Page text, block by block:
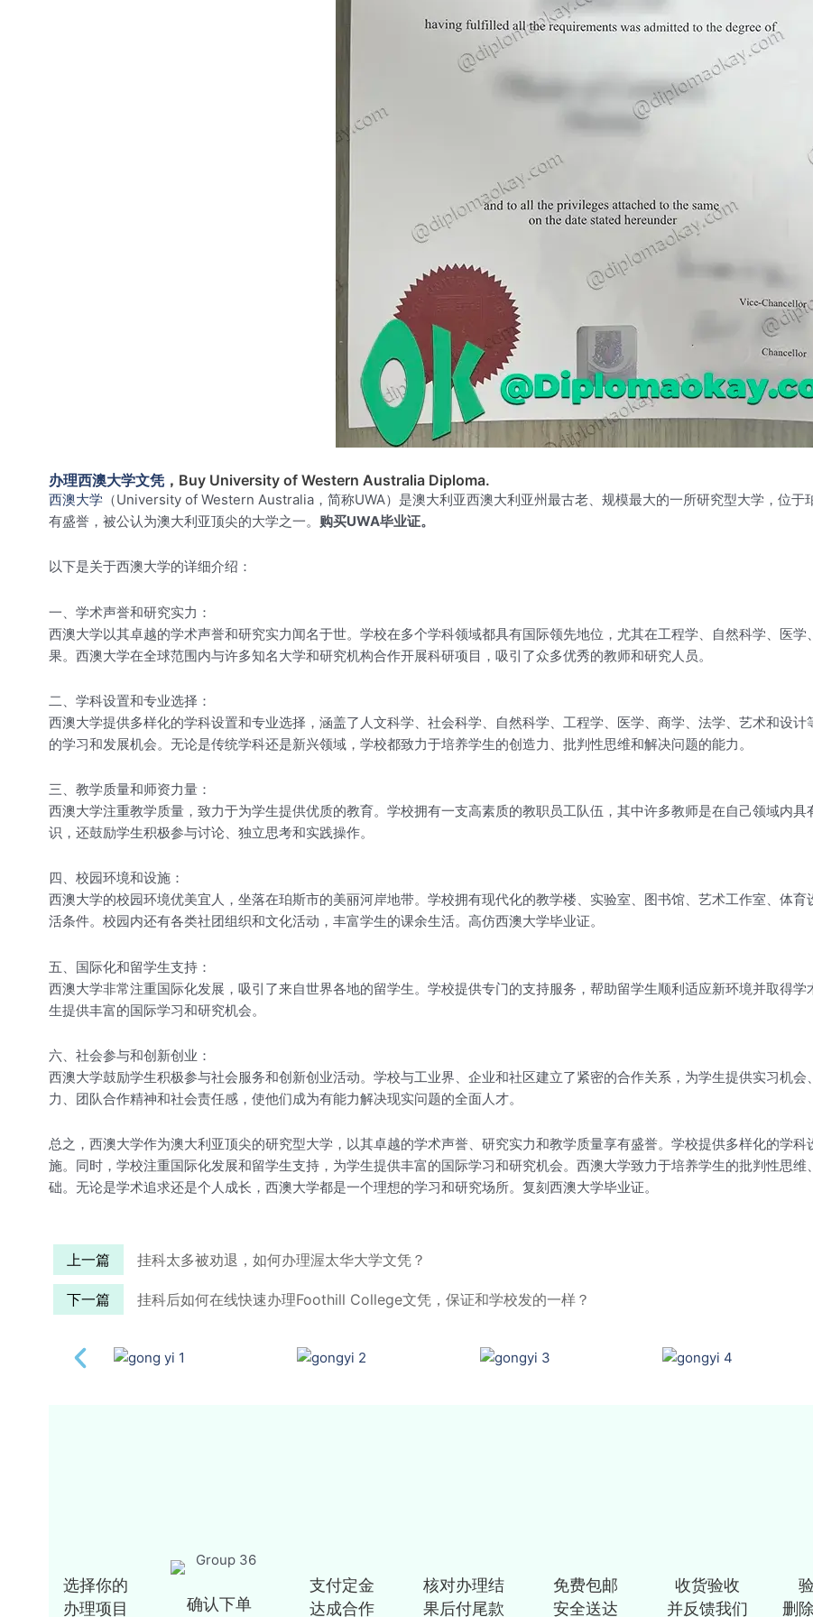
办理西澳大学文凭 ，Buy University of Western Australia Diploma.
西澳大学 （University of Western Australia，简称UWA）是澳大利亚西澳大利亚州最古老、规模最大的一所研究型大学，位于
有盛誉，被公认为澳大利亚顶尖的大学之一。 购买UWA毕业证。
以下是关于西澳大学的详细介绍：
一、学术声誉和研究实力：
西澳大学以其卓越的学术声誉和研究实力闻名于世。学校在多个学科领域都具有国际领先地位，尤其在工程学、自然科学、医
果。西澳大学在全球范围内与许多知名大学和研究机构合作开展科研项目，吸引了众多优秀的教师和研究人员。
二、学科设置和专业选择：
西澳大学提供多样化的学科设置和专业选择，涵盖了人文科学、社会科学、自然科学、工程学、医学、商学、法学、艺术和设
的学习和发展机会。无论是传统学科还是新兴领域，学校都致力于培养学生的创造力、批判性思维和解决问题的能力。
三、教学质量和师资力量：
西澳大学注重教学质量，致力于为学生提供优质的教育。学校拥有一支高素质的教职员工队伍，其中许多教师是在自己领域内
识，还鼓励学生积极参与讨论、独立思考和实践操作。
四、校园环境和设施：
西澳大学的校园环境优美宜人，坐落在珀斯市的美丽河岸地带。学校拥有现代化的教学楼、实验室、图书馆、艺术工作室、体
活条件。校园内还有各类社团组织和文化活动，丰富学生的课余生活。高仿西澳大学毕业证。
五、国际化和留学生支持：
西澳大学非常注重国际化发展，吸引了来自世界各地的留学生。学校提供专门的支持服务，帮助留学生顺利适应新环境并取得
生提供丰富的国际学习和研究机会。
六、社会参与和创新创业：
西澳大学鼓励学生积极参与社会服务和创新创业活动。学校与工业界、企业和社区建立了紧密的合作关系，为学生提供实习机
力、团队合作精神和社会责任感，使他们成为有能力解决现实问题的全面人才。
总之，西澳大学作为澳大利亚顶尖的研究型大学，以其卓越的学术声誉、研究实力和教学质量享有盛誉。学校提供多样化的学
施。同时，学校注重国际化发展和留学生支持，为学生提供丰富的国际学习和研究机会。西澳大学致力于培养学生的批判性思
础。无论是学术追求还是个人成长，西澳大学都是一个理想的学习和研究场所。复刻西澳大学毕业证。
上一篇 挂科太多被劝退，如何办理渥太华大学文凭？
下一篇 挂科后如何在线快速办理Foothill College文凭，保证和学校发的一样？
选择你的
办理项目
确认下单
支付定金
达成合作
核对办理结
果后付尾款
免费包邮
安全送达
收货验收
并反馈我们
删